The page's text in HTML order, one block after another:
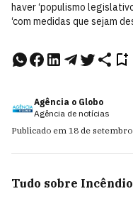
haver ‘populismo
‘com medidas que sejam
Agência o Globo
Agência de notícias
Publicado em 18 de
Tudo sobre